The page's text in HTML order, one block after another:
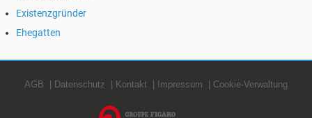
Existenzgründer
Ehegatten
AGB Datenschutz Kontakt Impressum Cookie-Verwaltung